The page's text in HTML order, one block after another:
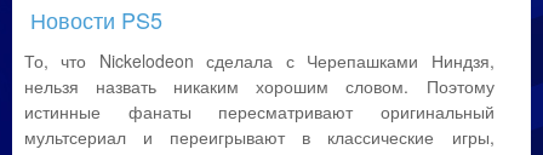
Новости PS5
То, что Nickelodeon сделала с Черепашками Ниндзя,
нельзя назвать никаким хорошим словом. Поэтому
истинные фанаты пересматривают оригинальный
мультсериал и переигрывают в классические игры,